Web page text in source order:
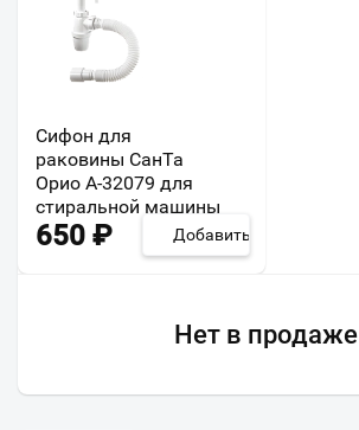
Сифон для
раковины СанТа
Орио А-32079 для
стиральной машины
650 ₽ Добавить
Нет в продаже